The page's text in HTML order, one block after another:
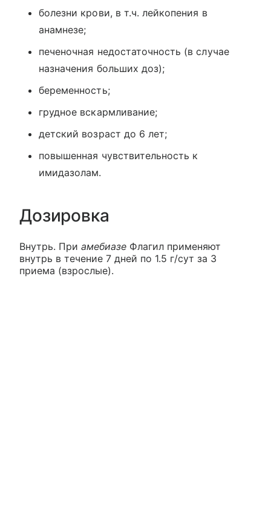
болезни крови, в т.ч. лейкопения в
анамнезе;
печеночная недостаточность (в случае
назначения больших доз);
беременность;
грудное вскармливание;
детский возраст до 6 лет;
повышенная чувствительность к
имидазолам.
Дозировка
Внутрь. При амебиазе Флагил применяют
внутрь в течение 7 дней по 1.5 г/сут за 3
приема (взрослые).